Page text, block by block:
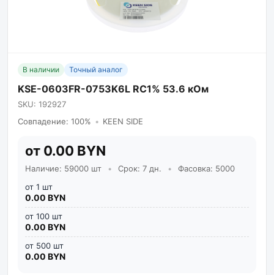
В наличии Точный аналог
KSE-0603FR-0753K6L RC1% 53.6 кОм
SKU: 192927
Совпадение: 100% • KEEN SIDE
от 0.00 BYN
Наличие: 59000 шт • Срок: 7 дн. •
Фасовка: 5000
от 1 шт
0.00 BYN
от 100 шт
0.00 BYN
от 500 шт
0.00 BYN